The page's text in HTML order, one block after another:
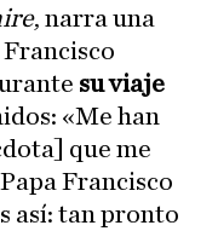
, narra una
su viaje
«Me han
que me
Francisco
así: tan pronto